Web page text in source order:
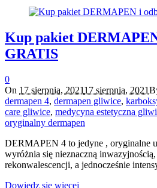
Kup pakiet
GRATIS
0
On 17 sierpnia, 202117 sierpnia, 2021
dermapen 4, dermapen gliwice,
care gliwice, medycyna estetyczna
oryginalny dermapen
DERMAPEN 4 to jedyne , oryginalne
wyróżnia się nieznaczną
rekonwalescencji, a jednocześnie
Dowiedz się więcej